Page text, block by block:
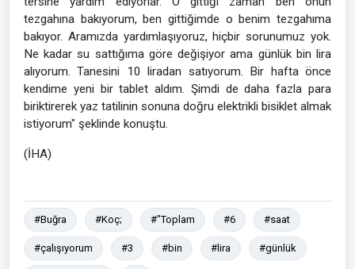
tezgahına bakıyorum, ben gittiğimde o benim tezgahıma
bakıyor. Aramızda yardımlaşıyoruz, hiçbir sorunumuz yok.
Ne kadar su sattığıma göre değişiyor ama günlük bin lira
alıyorum. Tanesini 10 liradan satıyorum. Bir hafta önce
kendime yeni bir tablet aldım. Şimdi de daha fazla para
biriktirerek yaz tatilinin sonuna doğru elektrikli bisiklet almak
istiyorum" şeklinde konuştu.
(İHA)
#Buğra #Koç; #"Toplam #6 #saat
#çalışıyorum #3 #bin #lira #günlük